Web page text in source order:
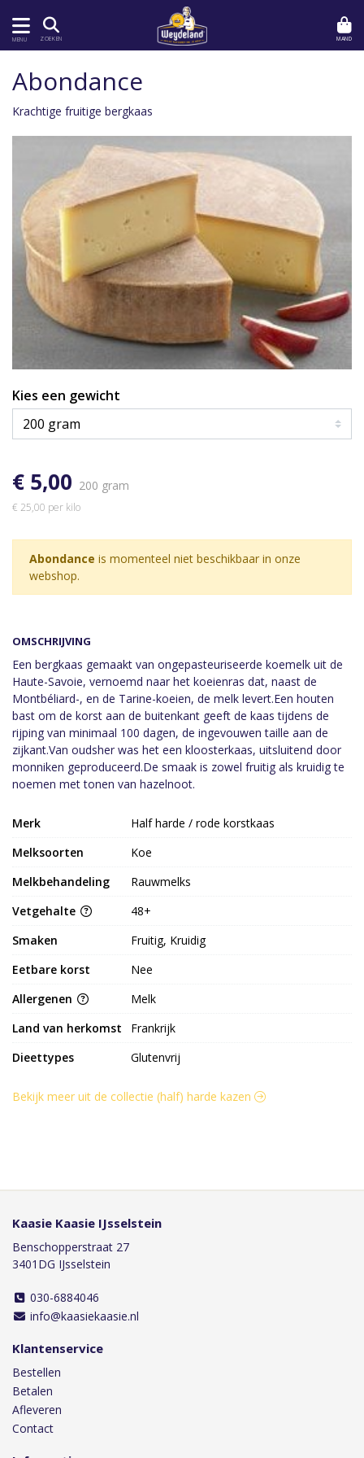
MENU ZOEKEN MAND
OMSCHRIJVING
Een bergkaas gemaakt van ongepasteuriseerde koemelk uit de
Haute-Savoie, vernoemd naar het koeienras dat, naast de
Montbéliard-, en de Tarine-koeien, de melk levert.Een houten
bast om de korst aan de buitenkant geeft de kaas tijdens de
rijping van minimaal 100 dagen, de ingevouwen taille aan de
zijkant.Van oudsher was het een kloosterkaas, uitsluitend door
monniken geproduceerd.De smaak is zowel fruitig als kruidig te
noemen met tonen van hazelnoot.
Abondance
Krachtige fruitige bergkaas
Kies een gewicht
€ 5,00 200 gram
€ 25,00 per kilo
Abondance is momenteel niet beschikbaar in onze
webshop.
Merk
Half harde / rode korstkaas
Melksoorten
Koe
Melkbehandeling
Rauwmelks
Vetgehalte
48+
Smaken
Fruitig, Kruidig
Eetbare korst
Nee
Allergenen
Melk
Land van herkomst
Frankrijk
Dieettypes
Glutenvrij
Bekijk meer uit de collectie (half) harde kazen
Kaasie Kaasie IJsselstein
Benschopperstraat 27
3401DG IJsselstein
030-6884046
info@kaasiekaasie.nl
Klantenservice
Bestellen
Betalen
Afleveren
Contact